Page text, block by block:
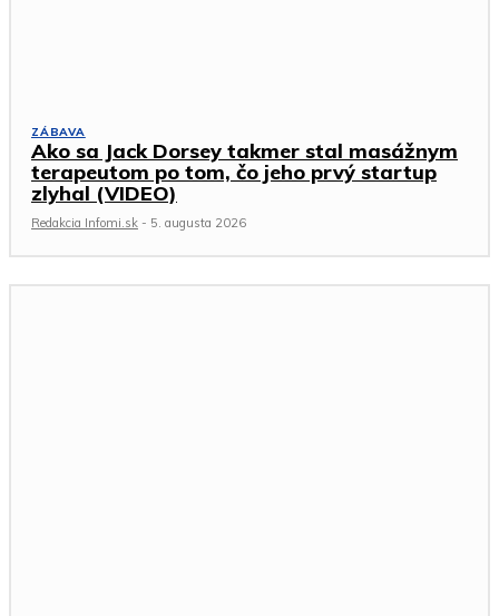
ZÁBAVA
Ako sa Jack Dorsey takmer stal masážnym
terapeutom po tom, čo jeho prvý startup
zlyhal (VIDEO)
Redakcia Infomi.sk - 5. augusta 2026